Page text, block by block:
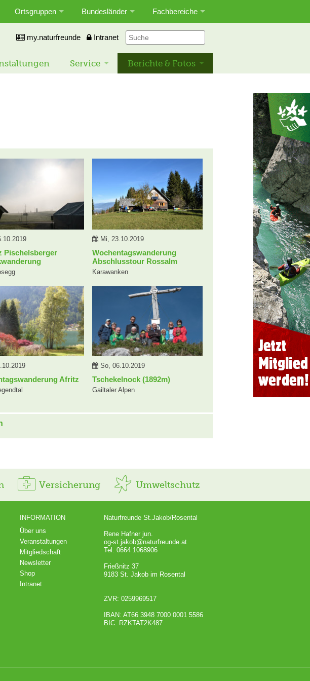
Ortsgruppen Bundesländer Fachbereiche
my.naturfreunde Intranet
Service Berichte & Fotos
Pischelsberger
Mi, 23.10.2019
Wochentagswanderung
Abschlusstour Rossalm
Karawanken
Afritz
So, 06.10.2019
Tschekelnock (1892m)
Gailtaler Alpen
Versicherung Umweltschutz
INFORMATION
Über uns
Veranstaltungen
Mitgliedschaft
Newsletter
Shop
Intranet
Naturfreunde St.Jakob/Rosental
Rene Hafner jun.
og-st.jakob@naturfreunde.at
Tel: 0664 1068906
Frießnitz 37
9183 St. Jakob im Rosental
ZVR: 0259969517
IBAN: AT66 3948 7000 0001 5586
BIC: RZKTAT2K487